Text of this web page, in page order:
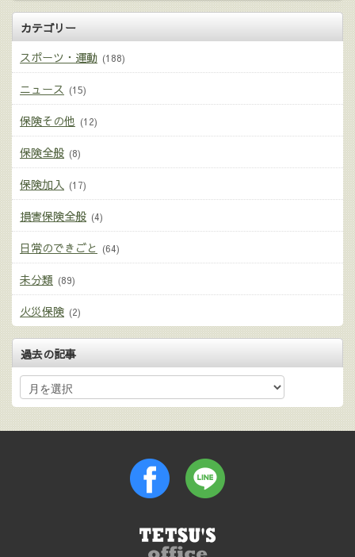
カテゴリー
スポーツ・運動 (188)
ニュース (15)
保険その他 (12)
保険全般 (8)
保険加入 (17)
損害保険全般 (4)
日常のできごと (64)
未分類 (89)
火災保険 (2)
過去の記事